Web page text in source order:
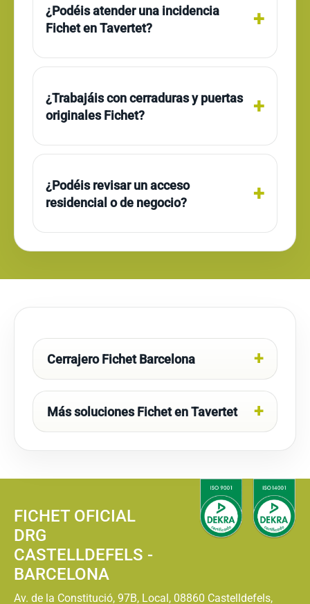
¿Podéis atender una incidencia
Fichet en Tavertet?
¿Trabajáis con cerraduras y puertas
originales Fichet?
¿Podéis revisar un acceso
residencial o de negocio?
Cerrajero Fichet Barcelona
Más soluciones Fichet en Tavertet
FICHET OFICIAL
DRG
CASTELLDEFELS -
BARCELONA
Av. de la Constitució, 97B, Local, 08860 Castelldefels,